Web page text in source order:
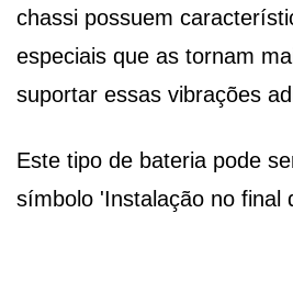
chassi possuem
especiais que as tornam
suportar essas vibrações
Este tipo de bateria pode
símbolo 'Instalação no final